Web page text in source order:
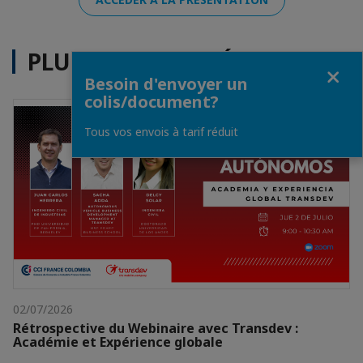
PLUS D'ACTUALITÉS
02/07/2026
Rétrospective du Webinaire avec Transdev :
Académie et Expérience globale
Besoin d'envoyer un
colis/document?
Tous vos envois à tarif réduit